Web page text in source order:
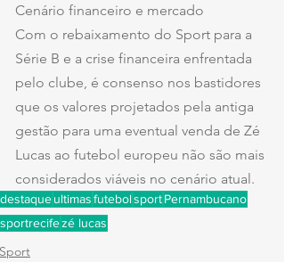
Cenário financeiro e mercado
Com o rebaixamento do Sport para a
Série B e a crise financeira enfrentada
pelo clube, é consenso nos bastidores
que os valores projetados pela antiga
gestão para uma eventual venda de Zé
Lucas ao futebol europeu não são mais
considerados viáveis no cenário atual.
destaqueultimasfutebolsportPernambucano
sportrecifezé lucas
Sport